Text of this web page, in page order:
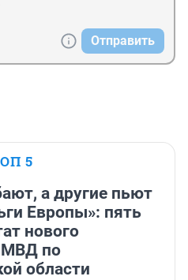
Отправить
5
а другие пьют
Европы»: пять
нового
МВД по
области